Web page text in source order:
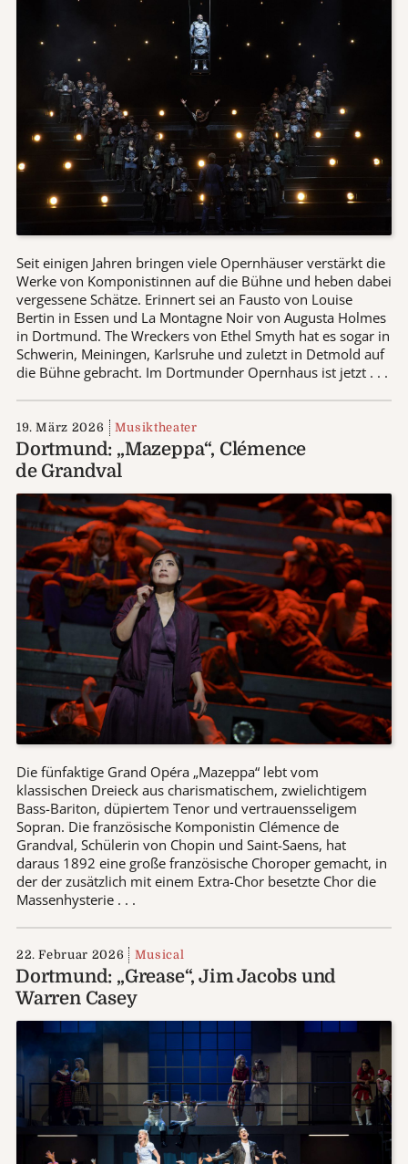
Seit einigen Jahren bringen viele Opernhäuser verstärkt die
Werke von Komponistinnen auf die Bühne und heben dabei
vergessene Schätze. Erinnert sei an Fausto von Louise
Bertin in Essen und La Montagne Noir von Augusta Holmes
in Dortmund. The Wreckers von Ethel Smyth hat es sogar in
Schwerin, Meiningen, Karlsruhe und zuletzt in Detmold auf
die Bühne gebracht. Im Dortmunder Opernhaus ist jetzt . . .
19. März 2026 Musiktheater
Dortmund: „Mazeppa“, Clémence
de Grandval
Die fünfaktige Grand Opéra „Mazeppa“ lebt vom
klassischen Dreieck aus charismatischem, zwielichtigem
Bass-Bariton, düpiertem Tenor und vertrauensseligem
Sopran. Die französische Komponistin Clémence de
Grandval, Schülerin von Chopin und Saint-Saens, hat
daraus 1892 eine große französische Choroper gemacht, in
der der zusätzlich mit einem Extra-Chor besetzte Chor die
Massenhysterie . . .
22. Februar 2026 Musical
Dortmund: „Grease“, Jim Jacobs und
Warren Casey